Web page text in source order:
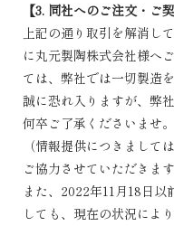
【3. 同社へのご注文・ご
上記の通り取引を解消し
に丸元製陶株式会社様へ
ては、弊社では一切製造
誠に恐れ入りますが、弊
何卒ご了承くださいませ。
（情報提供につきまして
ご協力させていただきます
また、2022年11月18日以
しても、現在の状況によ